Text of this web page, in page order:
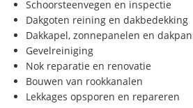
Schoorsteenvegen en inspectie
Dakgoten reining en dakbedekking
Dakkapel, zonnepanelen en
Gevelreiniging
Nok reparatie en renovatie
Bouwen van rookkanalen
Lekkages opsporen en repareren